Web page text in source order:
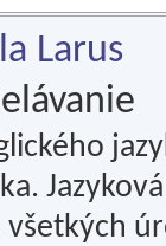
Larus
všetkých